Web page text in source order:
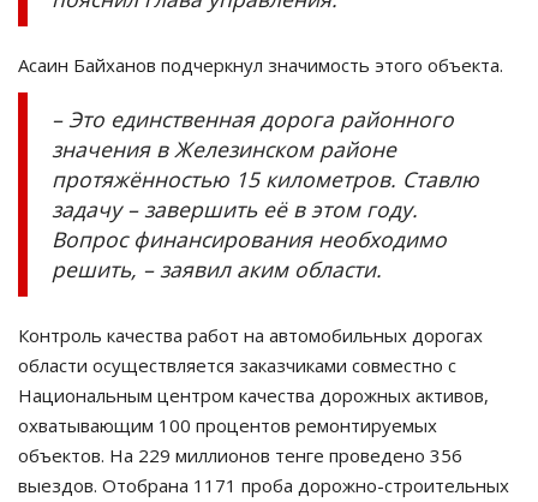
Асаин Байханов подчеркнул значимость этого объекта.
– Это единственная дорога районного
значения в Железинском районе
протяжённостью 15 километров. Ставлю
задачу – завершить её в этом году.
Вопрос финансирования необходимо
решить, – заявил аким области.
Контроль качества работ на автомобильных дорогах
области осуществляется заказчиками совместно с
Национальным центром качества дорожных активов,
охватывающим 100 процентов ремонтируемых
объектов. На 229 миллионов тенге проведено 356
выездов. Отобрана 1171 проба дорожно-строительных